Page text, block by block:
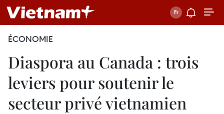
ÉCONOMIE
Diaspora au Canada : trois
leviers pour soutenir le
secteur privé vietnamien